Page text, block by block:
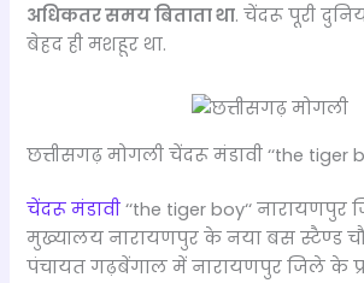
अधिकतर समय बिताता था. चेंदरू पूरी
बेहद ही मशहूर था.
छत्तीसगढ़ मोगली चेंदरू मंडावी ‘‘the tiger
चेंदरू मंडावी ‘‘the tiger boy‘‘
मुख्यालय नारायणपुर के नया बस स्टैण्ड
पंचायत गढ़बेंगाल में नारायणपुर जिले के